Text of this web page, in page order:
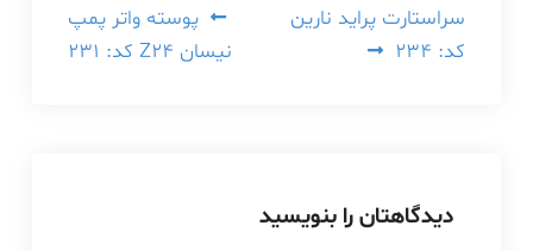
راهبری
نوشته
پوسته واتر پمپ
نیسان Z24 کد: 231
سراستارت پراید نارین
کد: 234
دیدگاهتان را بنویسید